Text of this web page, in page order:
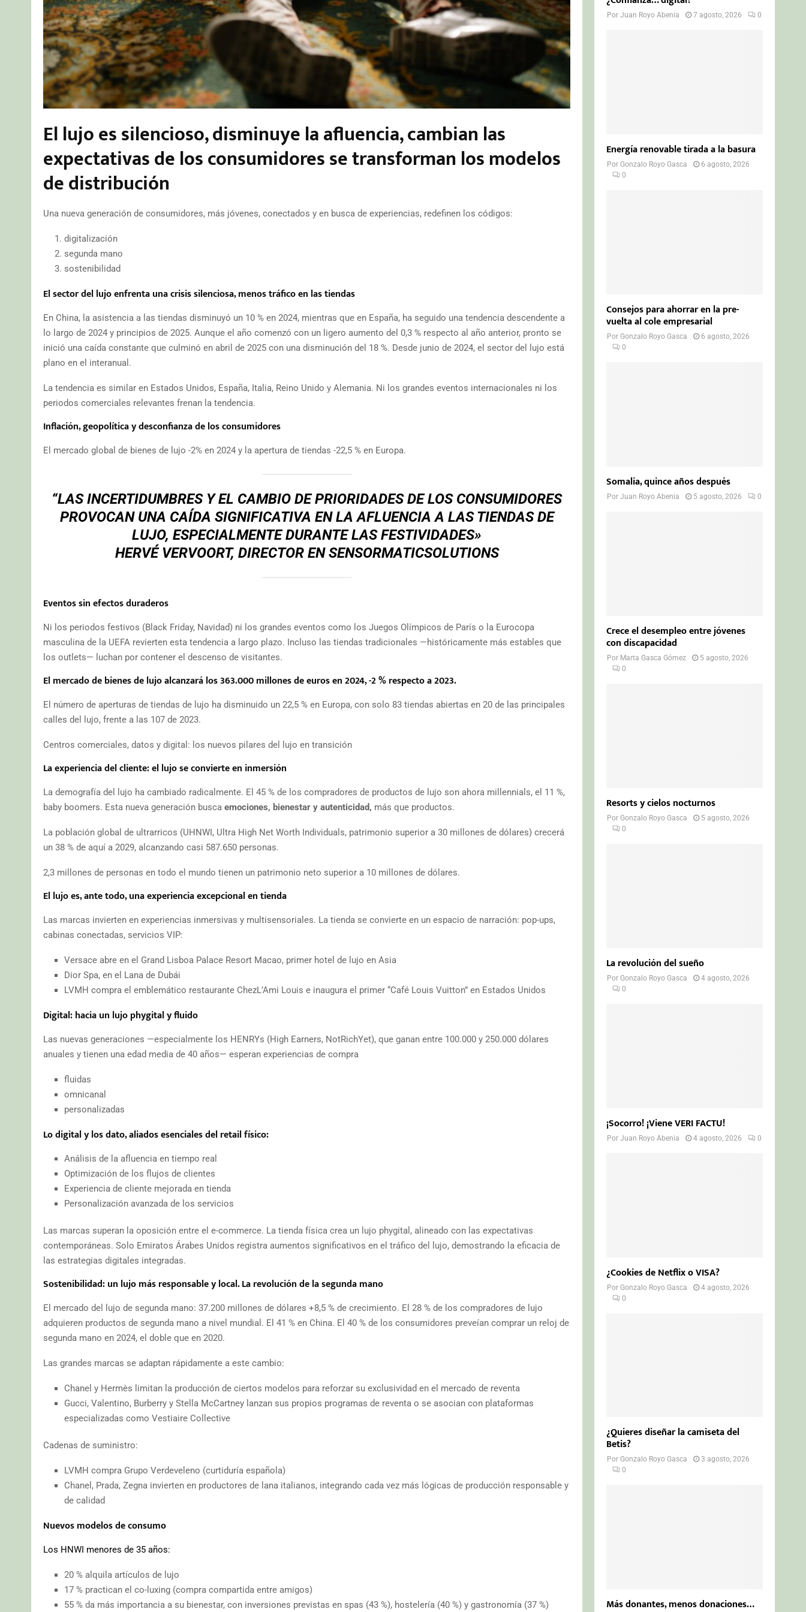
El lujo es silencioso, disminuye la afluencia, cambian las
expectativas de los consumidores se transforman los modelos
de distribución
Una nueva generación de consumidores, más jóvenes, conectados y en busca de experiencias, redefinen los códigos:
digitalización
segunda mano
sostenibilidad
El sector del lujo enfrenta una crisis silenciosa, menos tráfico en las tiendas
En China, la asistencia a las tiendas disminuyó un 10 % en 2024, mientras que en España, ha seguido una tendencia descendente a
lo largo de 2024 y principios de 2025. Aunque el año comenzó con un ligero aumento del 0,3 % respecto al año anterior, pronto se
inició una caída constante que culminó en abril de 2025 con una disminución del 18 %. Desde junio de 2024, el sector del lujo está
plano en el interanual.
La tendencia es similar en Estados Unidos, España, Italia, Reino Unido y Alemania. Ni los grandes eventos internacionales ni los
periodos comerciales relevantes frenan la tendencia.
Inflación, geopolítica y desconfianza de los consumidores
El mercado global de bienes de lujo -2% en 2024 y la apertura de tiendas -22,5 % en Europa.
“LAS INCERTIDUMBRES Y EL CAMBIO DE PRIORIDADES DE LOS CONSUMIDORES
PROVOCAN UNA CAÍDA SIGNIFICATIVA EN LA AFLUENCIA A LAS TIENDAS DE
LUJO, ESPECIALMENTE DURANTE LAS FESTIVIDADES»
HERVÉ VERVOORT, DIRECTOR EN SENSORMATICSOLUTIONS
Eventos sin efectos duraderos
Ni los periodos festivos (Black Friday, Navidad) ni los grandes eventos como los Juegos Olímpicos de París o la Eurocopa
masculina de la UEFA revierten esta tendencia a largo plazo. Incluso las tiendas tradicionales —históricamente más estables que
los outlets— luchan por contener el descenso de visitantes.
El mercado de bienes de lujo alcanzará los 363.000 millones de euros en 2024, -2 % respecto a 2023.
El número de aperturas de tiendas de lujo ha disminuido un 22,5 % en Europa, con solo 83 tiendas abiertas en 20 de las principales
calles del lujo, frente a las 107 de 2023.
Centros comerciales, datos y digital: los nuevos pilares del lujo en transición
La experiencia del cliente: el lujo se convierte en inmersión
La demografía del lujo ha cambiado radicalmente. El 45 % de los compradores de productos de lujo son ahora millennials, el 11 %,
baby boomers. Esta nueva generación busca emociones, bienestar y autenticidad, más que productos.
La población global de ultrarricos (UHNWI, Ultra High Net Worth Individuals, patrimonio superior a 30 millones de dólares) crecerá
un 38 % de aquí a 2029, alcanzando casi 587.650 personas.
2,3 millones de personas en todo el mundo tienen un patrimonio neto superior a 10 millones de dólares.
El lujo es, ante todo, una experiencia excepcional en tienda
Las marcas invierten en experiencias inmersivas y multisensoriales. La tienda se convierte en un espacio de narración: pop-ups,
cabinas conectadas, servicios VIP:
Versace abre en el Grand Lisboa Palace Resort Macao, primer hotel de lujo en Asia
Dior Spa, en el Lana de Dubái
LVMH compra el emblemático restaurante ChezL’Ami Louis e inaugura el primer “Café Louis Vuitton” en Estados Unidos
Digital: hacia un lujo phygital y fluido
Las nuevas generaciones —especialmente los HENRYs (High Earners, NotRichYet), que ganan entre 100.000 y 250.000 dólares
anuales y tienen una edad media de 40 años— esperan experiencias de compra
fluidas
omnicanal
personalizadas
Lo digital y los dato, aliados esenciales del retail físico:
Análisis de la afluencia en tiempo real
Optimización de los flujos de clientes
Experiencia de cliente mejorada en tienda
Personalización avanzada de los servicios
Las marcas superan la oposición entre el e-commerce. La tienda física crea un lujo phygital, alineado con las expectativas
contemporáneas. Solo Emiratos Árabes Unidos registra aumentos significativos en el tráfico del lujo, demostrando la eficacia de
las estrategias digitales integradas.
Sostenibilidad: un lujo más responsable y local. La revolución de la segunda mano
El mercado del lujo de segunda mano: 37.200 millones de dólares +8,5 % de crecimiento. El 28 % de los compradores de lujo
adquieren productos de segunda mano a nivel mundial. El 41 % en China. El 40 % de los consumidores preveían comprar un reloj de
segunda mano en 2024, el doble que en 2020.
Las grandes marcas se adaptan rápidamente a este cambio:
Chanel y Hermès limitan la producción de ciertos modelos para reforzar su exclusividad en el mercado de reventa
Gucci, Valentino, Burberry y Stella McCartney lanzan sus propios programas de reventa o se asocian con plataformas
especializadas como Vestiaire Collective
Cadenas de suministro:
LVMH compra Grupo Verdeveleno (curtiduría española)
Chanel, Prada, Zegna invierten en productores de lana italianos, integrando cada vez más lógicas de producción responsable y
de calidad
Nuevos modelos de consumo
Los HNWI menores de 35 años:
20 % alquila artículos de lujo
17 % practican el co-luxing (compra compartida entre amigos)
55 % da más importancia a su bienestar, con inversiones previstas en spas (43 %), hostelería (40 %) y gastronomía (37 %)
PorJuan Royo Abenia 7 agosto, 2026 0
Energía renovable tirada a la basura
PorGonzalo Royo Gasca
6 agosto, 2026
0
Consejos para ahorrar en la pre-
vuelta al cole empresarial
PorGonzalo Royo Gasca
6 agosto, 2026
0
Somalia, quince años después
PorJuan Royo Abenia 5 agosto, 2026 0
Crece el desempleo entre jóvenes
con discapacidad
Por Marta Gasca Gómez
5 agosto, 2026
0
Resorts y cielos nocturnos
PorGonzalo Royo Gasca
5 agosto, 2026
0
La revolución del sueño
PorGonzalo Royo Gasca
4 agosto, 2026
0
¡Socorro! ¡Viene VERI FACTU!
PorJuan Royo Abenia 4 agosto, 2026 0
¿Cookies de Netflix o VISA?
PorGonzalo Royo Gasca
4 agosto, 2026
0
¿Quieres diseñar la camiseta del
Betis?
PorGonzalo Royo Gasca
3 agosto, 2026
0
Más donantes, menos donaciones…